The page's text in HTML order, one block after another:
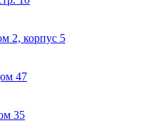
2, корпус 5
47
35